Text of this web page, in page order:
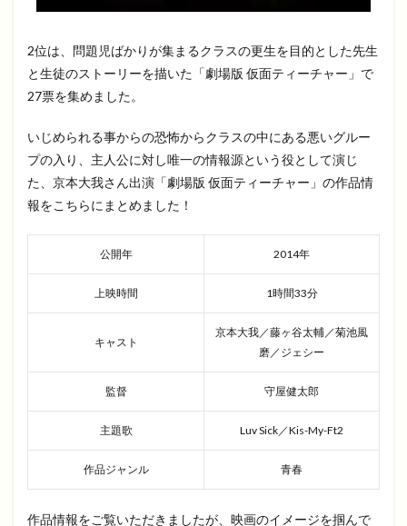
2位は、問題児ばかりが集まるクラスの更生を目的とした先生
と生徒のストーリーを描いた「劇場版 仮面ティーチャー」で
27票を集めました。
いじめられる事からの恐怖からクラスの中にある悪いグルー
プの入り、主人公に対し唯一の情報源という役として演じ
た、京本大我さん出演「劇場版 仮面ティーチャー」の作品情
報をこちらにまとめました！
公開年 2014年
上映時間 1時間33分
キャスト
京本大我／藤ヶ谷太輔／菊池風
磨／ジェシー
監督 守屋健太郎
主題歌 Luv Sick／Kis-My-Ft2
作品ジャンル 青春
作品情報をご覧いただきましたが、映画のイメージを掴んで